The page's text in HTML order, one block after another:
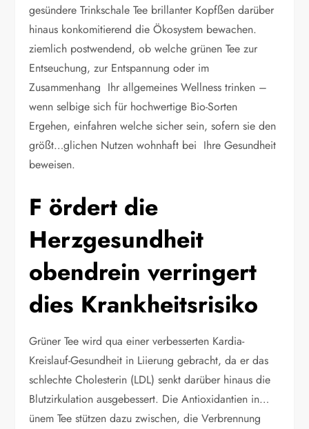
gesündere Trinkschale Tee brillanter Kopfßen darüber
hinaus konkomitierend die Ökosystem bewachen.
ziemlich postwendend, ob welche grünen Tee zur
Entseuchung, zur Entspannung oder im
Zusammenhang Ihr allgemeines Wellness trinken –
wenn selbige sich für hochwertige Bio-Sorten
Ergehen, einfahren welche sicher sein, sofern sie den
größt…glichen Nutzen wohnhaft bei Ihre Gesundheit
beweisen.
F ördert die
Herzgesundheit
obendrein verringert
dies Krankheitsrisiko
Grüner Tee wird qua einer verbesserten Kardia-
Kreislauf-Gesundheit in Liierung gebracht, da er das
schlechte Cholesterin (LDL) senkt darüber hinaus die
Blutzirkulation ausgebessert. Die Antioxidantien in…
ünem Tee stützen dazu zwischen, die Verbrennung